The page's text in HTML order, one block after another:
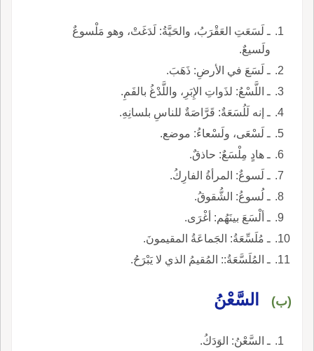
ـ لَسَعَتِ العَقْرَبُ، والحَيَّةُ: لَدَغَتْ، وهو مَلْسوعٌ
ولَسيعٌ.
ـ لَسَعَ في الأرضِ: ذَهَبَ.
ـ اللَّسْعُ: لذَواتِ الإِبَرِ، واللَّدْغُ بالفَمِ.
ـ إنه لَلُسَعَةٌ: قَرَّاصَةٌ للناسِ بلسانِهِ.
ـ لَسْعَى، ولَسْعاءُ: موضع.
ـ هادٍ مِلْسَعٌ: حاذقٌ.
ـ لَسوعٌ: المرأةُ الفارِكُ.
ـ لُسوعُ: الشُّقوقُ.
ـ ألْسَعَ بينَهُم: أغْرَى.
ـ مُلَسِّعَةُ: الجَماعَةُ المقيمونَ.
ـ المُلَسَّعَةُ:: المُقيمُ الذي لا يَبْرَحُ.
(ب) السَّعْنُ
ـ السَّعْنُ: الوَدَكُ.